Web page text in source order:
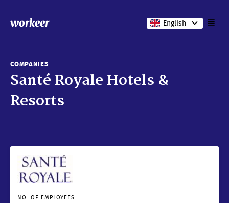
workeer English
COMPANIES
Santé Royale Hotels &
Resorts
NO. OF EMPLOYEES